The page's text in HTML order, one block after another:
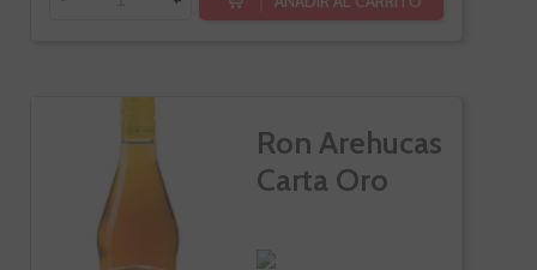
Ron Arehucas
Carta Oro